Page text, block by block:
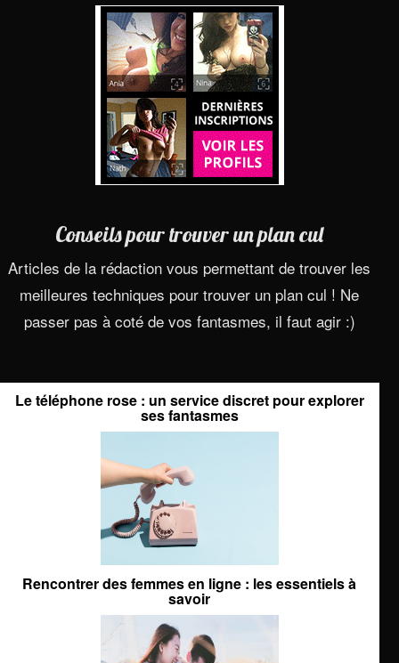
Conseils pour trouver un plan cul
Articles de la rédaction vous permettant de trouver les
meilleures techniques pour trouver un plan cul ! Ne
passer pas à coté de vos fantasmes, il faut agir :)
Le téléphone rose : un service discret pour explorer
ses fantasmes
Rencontrer des femmes en ligne : les essentiels à
savoir